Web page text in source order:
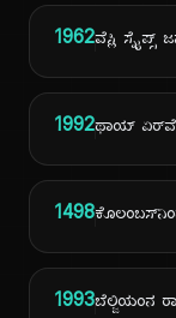
1962ವೆಸ್ಲಿ
1992ಥಾಯ್
1498
1993ಬೆಲ್ಜಿಯಂನ